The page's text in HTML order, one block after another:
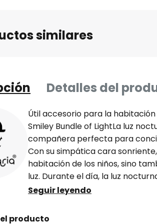
similares
Detalles del
Útil accesorio para la
Smiley Bundle of LightLa luz
compañera perfecta para
Con su simpática cara
habitación de los niños, sino
luz. Durante el día, la luz
decorativo y da a la habitación
automático después de 15
Seguir leyendo
producto